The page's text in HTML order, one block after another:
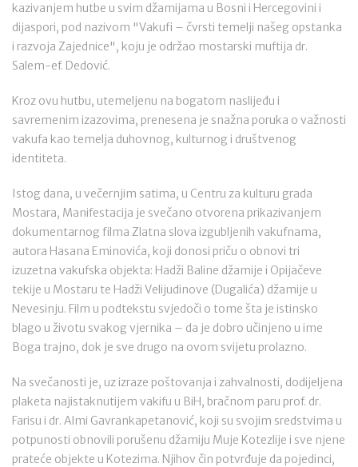
kazivanjem hutbe u svim džamijama u Bosni i Hercegovini i
dijaspori, pod nazivom "Vakufi – čvrsti temelji našeg opstanka
i razvoja Zajednice", koju je održao mostarski muftija dr.
Salem-ef. Dedović.
Kroz ovu hutbu, utemeljenu na bogatom naslijeđu i
savremenim izazovima, prenesena je snažna poruka o važnosti
vakufa kao temelja duhovnog, kulturnog i društvenog
identiteta.
Istog dana, u večernjim satima, u Centru za kulturu grada
Mostara, Manifestacija je svečano otvorena prikazivanjem
dokumentarnog filma Zlatna slova izgubljenih vakufnama,
autora Hasana Eminovića, koji donosi priču o obnovi tri
izuzetna vakufska objekta: Hadži Baline džamije i Opijačeve
tekije u Mostaru te Hadži Velijudinove (Dugalića) džamije u
Nevesinju. Film u podtekstu svjedoči o tome šta je istinsko
blago u životu svakog vjernika – da je dobro učinjeno u ime
Boga trajno, dok je sve drugo na ovom svijetu prolazno.
Na svečanosti je, uz izraze poštovanja i zahvalnosti, dodijeljena
plaketa najistaknutijem vakifu u BiH, bračnom paru prof. dr.
Farisu i dr. Almi Gavrankapetanović, koji su svojim sredstvima u
potpunosti obnovili porušenu džamiju Muje Kotezlije i sve njene
prateće objekte u Kotezima. Njihov čin potvrđuje da pojedinci,